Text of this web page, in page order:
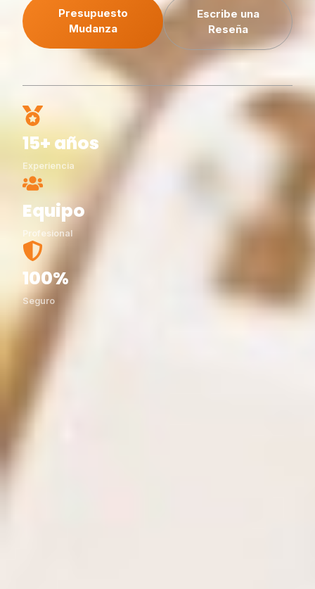
Presupuesto
Mudanza
Escribe una
Reseña
15+ años
Experiencia
Equipo
Profesional
100%
Seguro